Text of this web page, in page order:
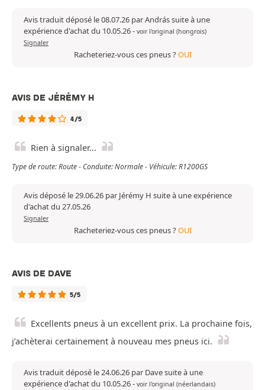
Avis traduit déposé le 08.07.26 par András suite à une
expérience d'achat du 10.05.26- voir l'original (hongrois)
Signaler
Racheteriez-vous ces pneus ?OUI
AVIS DE JÉRÉMY H
4/5
Rien à signaler...
Type de route: Route - Conduite: Normale - Véhicule: R1200GS
Avis déposé le 29.06.26 par Jérémy H suite à une expérience
d'achat du 27.05.26
Signaler
Racheteriez-vous ces pneus ?OUI
AVIS DE DAVE
5/5
Excellents pneus à un excellent prix. La prochaine fois,
j’achèterai certainement à nouveau mes pneus ici.
Avis traduit déposé le 24.06.26 par Dave suite à une
expérience d'achat du 10.05.26- voir l'original (néerlandais)